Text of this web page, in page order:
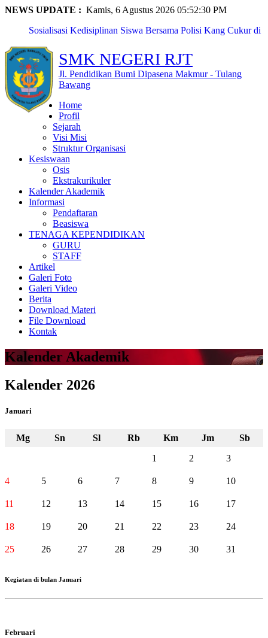
NEWS UPDATE :
Sosialisasi Kedisiplinan Siswa Bersama Polisi Kang Cukur di
SMKN Rawajitu Timur Laksanakan Kegiatan Classmeet dan
Lomba ...
SMKN Rawajitu Timur Peringati Hari Guru Nasional dengan
Upac...
Eka Nur Maya Sari, Siswi SMKN Rawajitu Timur, Raih
Pengharga...
Naila Anzalika Azzahra, Siswi SMKN Rawajitu Timur, Raih
Pres...
SMKN Rawajitu Timur Borong Prestasi Gemilang di Pentas
PAI T...
SMKN Rawajitu Timur Peringati Maulid Nabi: Teladani
Akhlak N...
Kunjungan Pembinaan PTK oleh Pendamping Satuan
Pendidikan Pr...
Fitria Kusuma Agustin, Siswi SMKN Rawajitu Timur,
Terpilih s...
PERKEMAHAN PRAMUKA LANJUTAN MPLS SMKN
RAWAJITU TIMUR TAHUN 2...
Kamis, 6 Agustus 2026 05:52:30 PM
SMK NEGERI RJT
Jl. Pendidikan Bumi Dipasena Makmur - Tulang
Bawang
Home
Profil
Sejarah
Visi Misi
Struktur Organisasi
Kesiswaan
Osis
Ekstrakurikuler
Kalender Akademik
Informasi
Pendaftaran
Beasiswa
TENAGA KEPENDIDIKAN
GURU
STAFF
Artikel
Galeri Foto
Galeri Video
Berita
Download Materi
File Download
Kontak
Kalender Akademik
Kalender 2026
Januari
Mg Sn Sl Rb Km Jm
Sb
1
2 3
4 5 6 7 8 9 10
11 12 13 14 15 16 17
18 19 20 21 22 23 24
25 26 27 28 29 30 31
Kegiatan di bulan Januari
Februari